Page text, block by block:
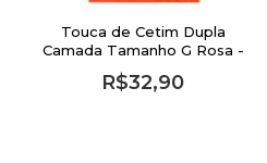
Touca de Cetim Dupla
Camada Tamanho G Rosa -
Proart
R$32,90